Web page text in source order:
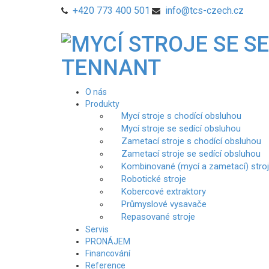
+420 773 400 501 info@tcs-czech.cz
O nás
Produkty
Mycí stroje s chodící obsluhou
Mycí stroje se sedící obsluhou
Zametací stroje s chodící obsluhou
Zametací stroje se sedící obsluhou
Kombinované (mycí a zametací)
Robotické stroje
Kobercové extraktory
Průmyslové vysavače
Repasované stroje
Servis
PRONÁJEM
Financování
Reference